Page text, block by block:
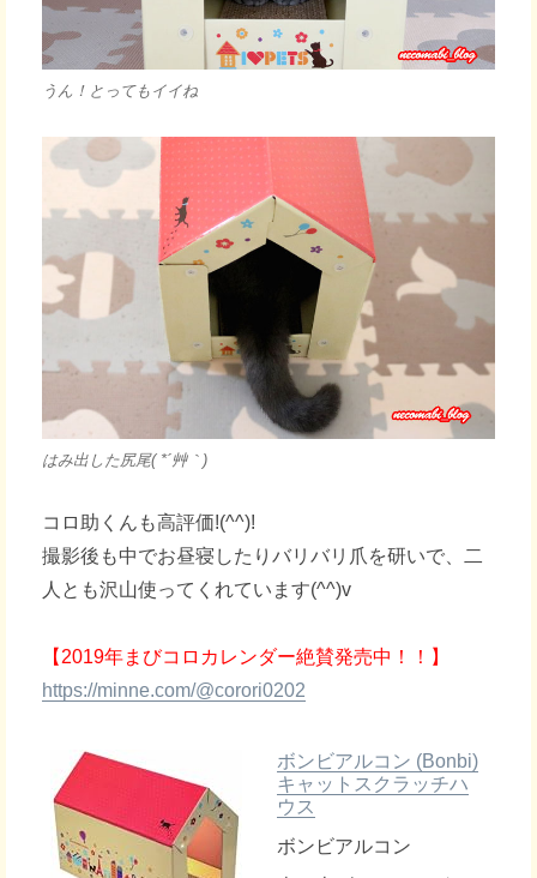
うん！とってもイイね
はみ出した尻尾( *´艸｀)
コロ助くんも高評価!(^^)!
撮影後も中でお昼寝したりバリバリ爪を研いで、二
人とも沢山使ってくれています(^^)v
【2019年まびコロカレンダー絶賛発売中！！】
https://minne.com/@corori0202
ボンビアルコン (Bonbi)
キャットスクラッチハ
ウス
ボンビアルコン